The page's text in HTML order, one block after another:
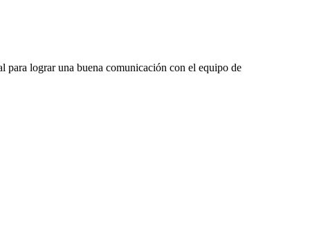
para lograr una buena comunicación con el equipo de